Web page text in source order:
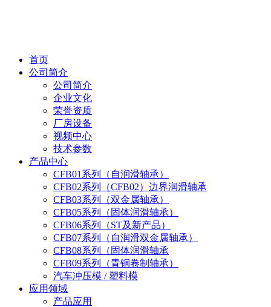
首页
公司简介
公司简介
企业文化
荣誉资质
厂房设备
视频中心
技术参数
产品中心
CFB01系列（自润滑轴承）
CFB02系列（CFB02）边界润滑轴承
CFB03系列（双金属轴承）
CFB05系列（固体润滑轴承）
CFB06系列（ST及新产品）
CFB07系列（自润滑双金属轴承）
CFB08系列（固体润滑轴承
CFB09系列（青铜卷制轴承）
汽车冲压模 / 塑料模
应用领域
产品应用